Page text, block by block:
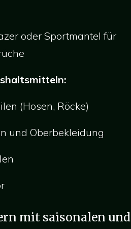
oder Sportmantel für
(Hosen, Röcke)
und Oberbekleidung
mit saisonalen und